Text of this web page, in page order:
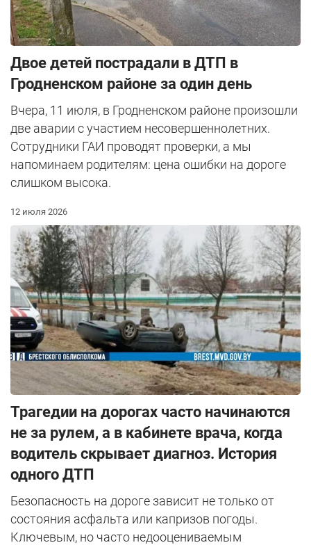
Двое детей пострадали в ДТП в
Гродненском районе за один день
Вчера, 11 июля, в Гродненском районе произошли
две аварии с участием несовершеннолетних.
Сотрудники ГАИ проводят проверки, а мы
напоминаем родителям: цена ошибки на дороге
слишком высока.
12 июля 2026
Трагедии на дорогах часто начинаются
не за рулем, а в кабинете врача, когда
водитель скрывает диагноз. История
одного ДТП
Безопасность на дороге зависит не только от
состояния асфальта или капризов погоды.
Ключевым, но часто недооцениваемым